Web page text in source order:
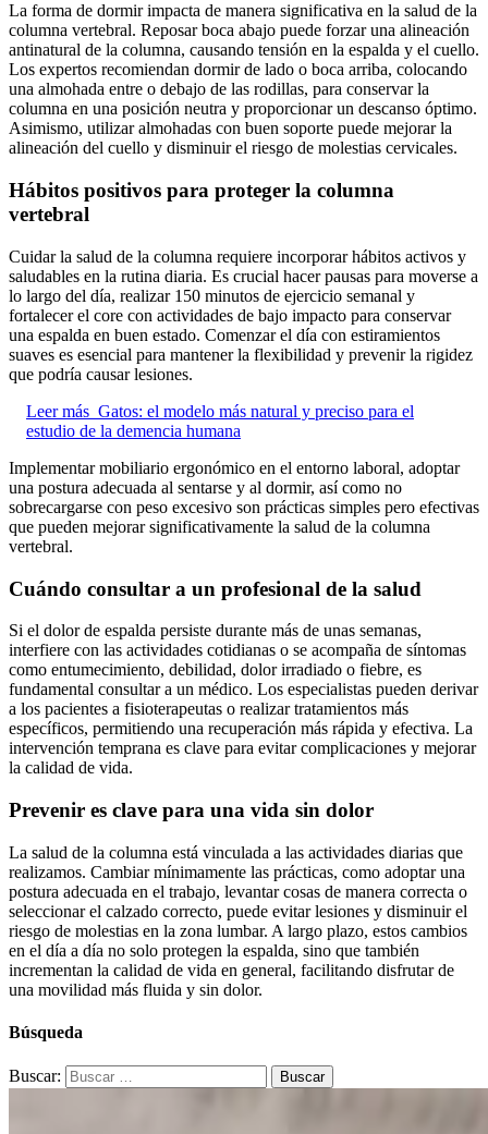
La forma de dormir impacta de manera significativa en la salud de la
columna vertebral. Reposar boca abajo puede forzar una alineación
antinatural de la columna, causando tensión en la espalda y el cuello.
Los expertos recomiendan dormir de lado o boca arriba, colocando
una almohada entre o debajo de las rodillas, para conservar la
columna en una posición neutra y proporcionar un descanso óptimo.
Asimismo, utilizar almohadas con buen soporte puede mejorar la
alineación del cuello y disminuir el riesgo de molestias cervicales.
Hábitos positivos para proteger la columna
vertebral
Cuidar la salud de la columna requiere incorporar hábitos activos y
saludables en la rutina diaria. Es crucial hacer pausas para moverse a
lo largo del día, realizar 150 minutos de ejercicio semanal y
fortalecer el core con actividades de bajo impacto para conservar
una espalda en buen estado. Comenzar el día con estiramientos
suaves es esencial para mantener la flexibilidad y prevenir la rigidez
que podría causar lesiones.
Leer más Gatos: el modelo más natural y preciso para el
estudio de la demencia humana
Implementar mobiliario ergonómico en el entorno laboral, adoptar
una postura adecuada al sentarse y al dormir, así como no
sobrecargarse con peso excesivo son prácticas simples pero efectivas
que pueden mejorar significativamente la salud de la columna
vertebral.
Cuándo consultar a un profesional de la salud
Si el dolor de espalda persiste durante más de unas semanas,
interfiere con las actividades cotidianas o se acompaña de síntomas
como entumecimiento, debilidad, dolor irradiado o fiebre, es
fundamental consultar a un médico. Los especialistas pueden derivar
a los pacientes a fisioterapeutas o realizar tratamientos más
específicos, permitiendo una recuperación más rápida y efectiva. La
intervención temprana es clave para evitar complicaciones y mejorar
la calidad de vida.
Prevenir es clave para una vida sin dolor
La salud de la columna está vinculada a las actividades diarias que
realizamos. Cambiar mínimamente las prácticas, como adoptar una
postura adecuada en el trabajo, levantar cosas de manera correcta o
seleccionar el calzado correcto, puede evitar lesiones y disminuir el
riesgo de molestias en la zona lumbar. A largo plazo, estos cambios
en el día a día no solo protegen la espalda, sino que también
incrementan la calidad de vida en general, facilitando disfrutar de
una movilidad más fluida y sin dolor.
Búsqueda
Buscar: